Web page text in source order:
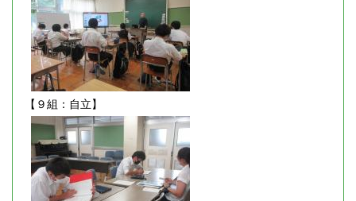
【９組：自立】